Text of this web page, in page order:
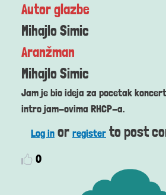
Autor glazbe
Mihajlo Simic
Aranžman
Mihajlo Simic
Jam je bio ideja za pocetak
intro jam-ovima RHCP-a.
Log in or register to post
0